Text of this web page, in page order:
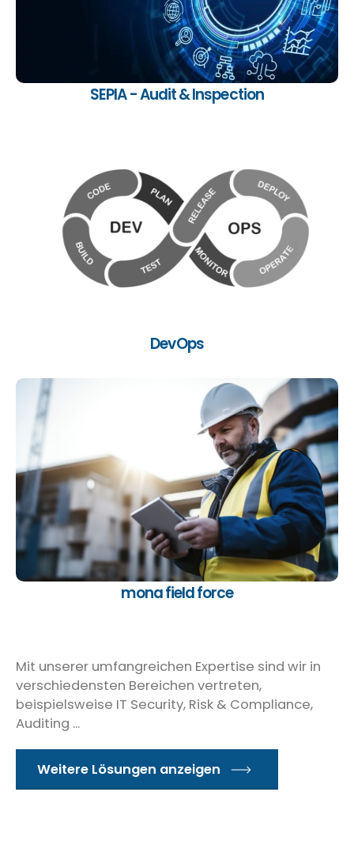
SEPIA - Audit & Inspection
Nahtlose Integration aller IT
Entwicklungsaktivitäten und transparente
Prozesse.
DevOps
Ihre personalisierte Lösung zur
Aufgabenverwaltung.
Weiter zur Produktseite …
mona field force
Mit unserer umfangreichen Expertise sind wir in
verschiedensten Bereichen vertreten,
beispielsweise IT Security, Risk & Compliance,
Auditing ...
Weitere Lösungen anzeigen